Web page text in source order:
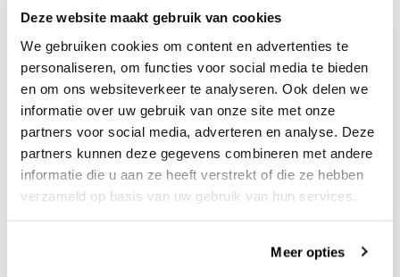
Deze website maakt gebruik van cookies
We gebruiken cookies om content en advertenties te
personaliseren, om functies voor social media te bieden
en om ons websiteverkeer te analyseren. Ook delen we
informatie over uw gebruik van onze site met onze
partners voor social media, adverteren en analyse. Deze
partners kunnen deze gegevens combineren met andere
informatie die u aan ze heeft verstrekt of die ze hebben
verzameld op basis van uw gebruik van hun services.
Meer opties
Need help?We're glad to help
Live chat
About this product
Shipment and returns
Related products